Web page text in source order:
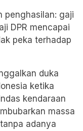
penghasilan: gaji
DPR mencapai
peka terhadap
duka
ketika
kendaraan
massa
adanya